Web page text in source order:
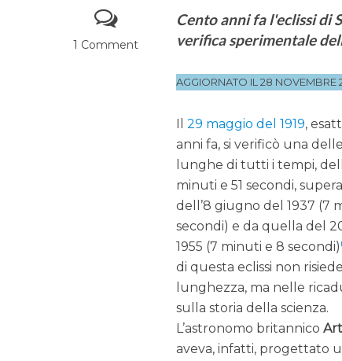
1 Comment
Cento anni fa l'eclissi di
verifica sperimentale
AGGIORNATO IL 28 NOVEMBRE
Il29 maggio del 1919,
anni fa, si verificò una
lunghe di tutti i tempi,
minuti e 51 secondi,
dell’8 giugno del 1937 (7
secondi) e da quella del
1955 (7 minuti e 8 secondi)
di questa eclissi non
lunghezza, ma nelle
sulla storia della scienza.
L’astronomo britannico
aveva, infatti, progettato